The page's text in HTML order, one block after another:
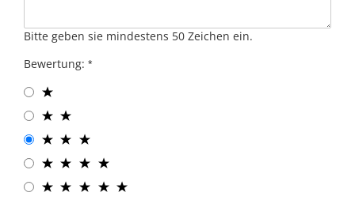
Bitte geben sie mindestens 50 Zeichen ein.
Bewertung: